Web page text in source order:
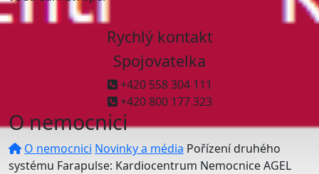
Rychlý kontakt
Spojovatelka
+420 558 304 111
+420 800 177 323
O nemocnici
O nemocnici Novinky a média Pořízení druhého
systému Farapulse: Kardiocentrum Nemocnice AGEL